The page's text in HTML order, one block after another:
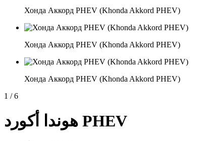
Хонда Аккорд PHEV (Khonda Akkord PHEV)
Хонда Аккорд PHEV (Khonda Akkord PHEV)
Хонда Аккорд PHEV (Khonda Akkord PHEV)
1 / 6
هوندا أكورد PHEV